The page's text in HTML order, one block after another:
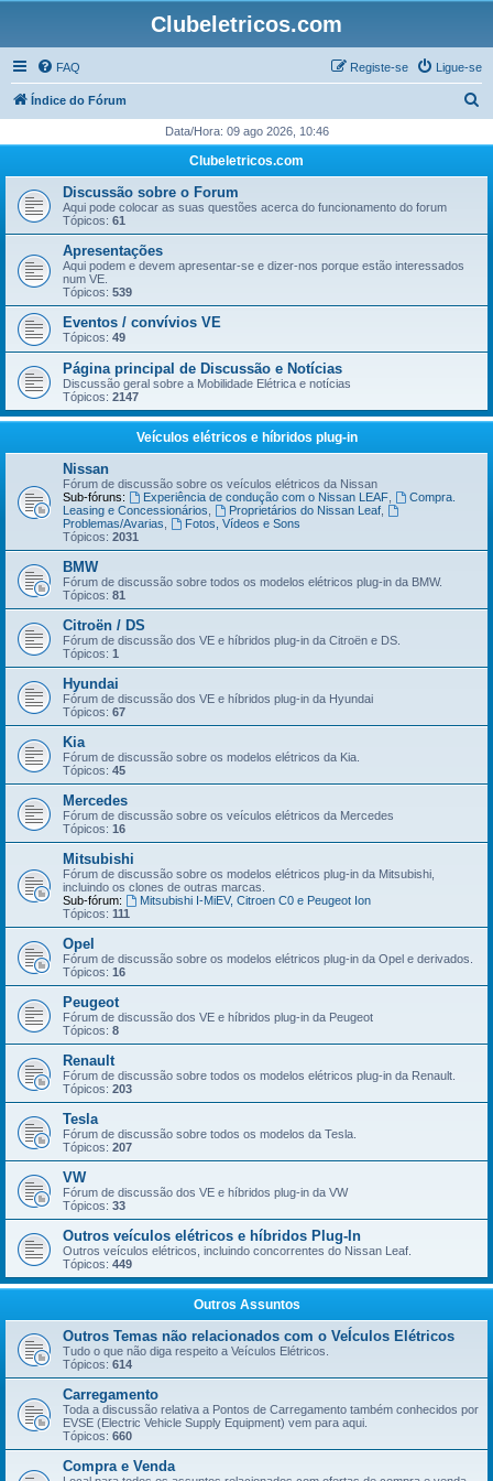
Clubeletricos.com
FAQ Ligue-se
Registe-se
Índice do Fórum
q
i
r
Data/Hora: 09 ago 2026, 10:46
Clubeletricos.com
Discussão sobre o Forum
Aqui pode colocar as suas questões acerca do funcionamento do forum
Tópicos: 61
Apresentações
Aqui podem e devem apresentar-se e dizer-nos porque estão interessados
num VE.
Tópicos: 539
Eventos / convívios VE
Tópicos: 49
Página principal de Discussão e Notícias
Discussão geral sobre a Mobilidade Elétrica e notícias
Tópicos: 2147
Veículos elétricos e híbridos plug-in
Nissan
Fórum de discussão sobre os veículos elétricos da Nissan
Sub-fóruns:
Experiência de condução com o Nissan LEAF,
Compra.
Leasing e Concessionários
Proprietários do Nissan Leaf,
Problemas/Avarias
Fotos, Vídeos e Sons
Tópicos: 2031
BMW
Fórum de discussão sobre todos os modelos elétricos plug-in da BMW.
Tópicos: 81
Citroën / DS
Fórum de discussão dos VE e híbridos plug-in da Citroën e DS.
Tópicos: 1
Hyundai
Fórum de discussão dos VE e híbridos plug-in da Hyundai
Tópicos: 67
Kia
Fórum de discussão sobre os modelos elétricos da Kia.
Tópicos: 45
Mercedes
Fórum de discussão sobre os veículos elétricos da Mercedes
Tópicos: 16
Mitsubishi
Fórum de discussão sobre os modelos elétricos plug-in da Mitsubishi,
incluindo os clones de outras marcas.
Sub-fórum:
Mitsubishi I-MiEV, Citroen C0 e Peugeot Ion
Tópicos: 111
Opel
Fórum de discussão sobre os modelos elétricos plug-in da Opel e derivados.
Tópicos: 16
Peugeot
Fórum de discussão dos VE e híbridos plug-in da Peugeot
Tópicos: 8
Renault
Fórum de discussão sobre todos os modelos elétricos plug-in da Renault.
Tópicos: 203
Tesla
Fórum de discussão sobre todos os modelos da Tesla.
Tópicos: 207
VW
Fórum de discussão dos VE e híbridos plug-in da VW
Tópicos: 33
Outros veículos elétricos e híbridos Plug-In
Outros veículos elétricos, incluindo concorrentes do Nissan Leaf.
Tópicos: 449
Outros Assuntos
Outros Temas não relacionados com o VeÍculos Elétricos
Tudo o que não diga respeito a Veículos Elétricos.
Tópicos: 614
Carregamento
Toda a discussão relativa a Pontos de Carregamento também conhecidos por
EVSE (Electric Vehicle Supply Equipment) vem para aqui.
Tópicos: 660
Compra e Venda